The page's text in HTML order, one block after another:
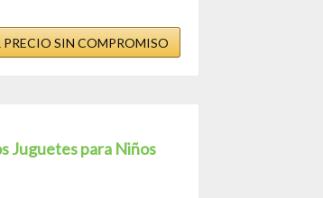
PRECIO SIN COMPROMISO
Juguetes para Niños